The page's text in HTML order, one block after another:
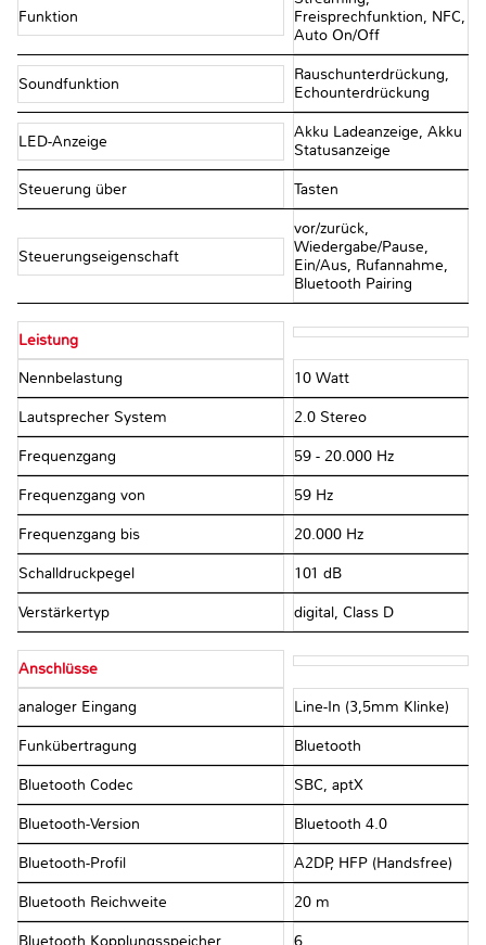
Funktion
Freisprechfunktion, NFC,
Auto On/Off
Soundfunktion
Rauschunterdrückung,
Echounterdrückung
LED-Anzeige
Akku Ladeanzeige, Akku
Statusanzeige
Steuerung über Tasten
Steuerungseigenschaft
vor/zurück,
Wiedergabe/Pause,
Ein/Aus, Rufannahme,
Bluetooth Pairing
Leistung
Nennbelastung 10 Watt
Lautsprecher System 2.0 Stereo
Frequenzgang 59 - 20.000 Hz
Frequenzgang von 59 Hz
Frequenzgang bis 20.000 Hz
Schalldruckpegel 101 dB
Verstärkertyp digital, Class D
Anschlüsse
analoger Eingang Line-In (3,5mm Klinke)
Funkübertragung Bluetooth
Bluetooth Codec SBC, aptX
Bluetooth-Version Bluetooth 4.0
Bluetooth-Profil A2DP, HFP (Handsfree)
Bluetooth Reichweite 20 m